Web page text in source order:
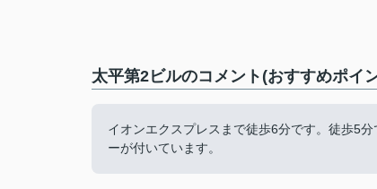
太平第2ビルのコメント(おすすめポイ
イオンエクスプレスまで徒歩6分です。徒歩5
ーが付いています。